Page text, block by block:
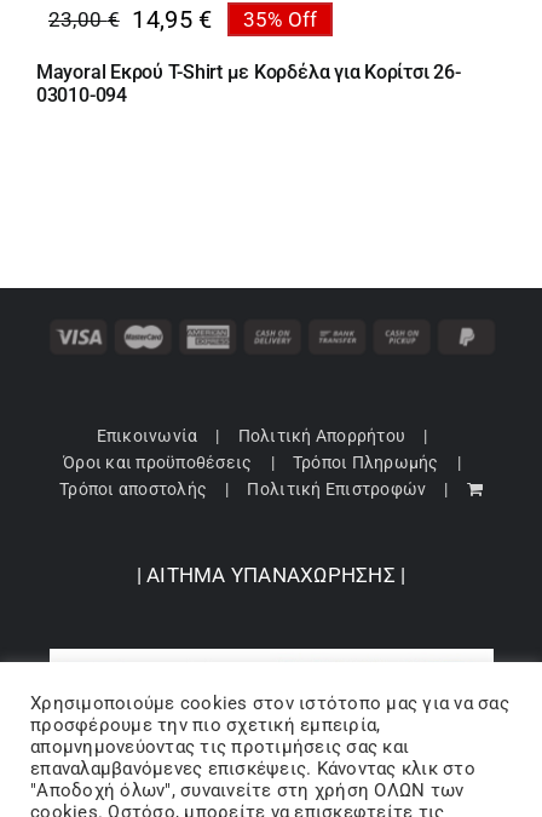
23,00€
Original
price
was:
14,95 €
Η
τρέχουσα
τιμή
35% Off
Mayoral Εκρού T-Shirt με Κορδέλα για Κορίτσι 26-
03010-094
Επικοινωνία
Πολιτική Απορρήτου
Όροι και προϋποθέσεις
Τρόποι Πληρωμής
Τρόποι αποστολής
Πολιτική Επιστροφών
| ΑΙΤΗΜΑ ΥΠΑΝΑΧΩΡΗΣΗΣ |
Χρησιμοποιούμε cookies στον ιστότοπo μας για να σας
προσφέρουμε την πιο σχετική εμπειρία,
απομνημονεύοντας τις προτιμήσεις σας και
επαναλαμβανόμενες επισκέψεις. Κάνοντας κλικ στο
"Αποδοχή όλων", συναινείτε στη χρήση ΟΛΩΝ των
cookies. Ωστόσο, μπορείτε να επισκεφτείτε τις